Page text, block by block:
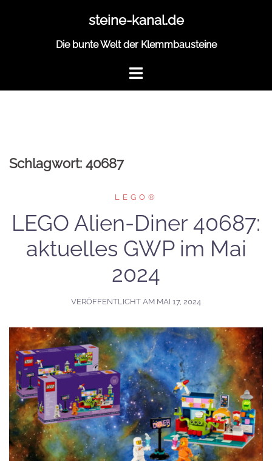
steine-kanal.de
Die bunte Welt der Klemmbausteine
Schlagwort: 40687
LEGO®
LEGO Alien-Diner 40687:
aktuelles GWP im Mai
2024
VERÖFFENTLICHT AM MAI 17, 2024